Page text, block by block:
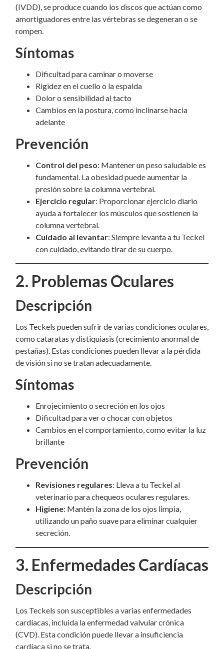
(IVDD), se produce cuando los discos que actúan como
amortiguadores entre las vértebras se degeneran o se
rompen.
Síntomas
Dificultad para caminar o moverse
Rigidez en el cuello o la espalda
Dolor o sensibilidad al tacto
Cambios en la postura, como inclinarse hacia
adelante
Prevención
Control del peso: Mantener un peso saludable es
fundamental. La obesidad puede aumentar la
presión sobre la columna vertebral.
Ejercicio regular: Proporcionar ejercicio diario
ayuda a fortalecer los músculos que sostienen la
columna vertebral.
Cuidado al levantar: Siempre levanta a tu Teckel
con cuidado, evitando tirar de su cuerpo.
2. Problemas Oculares
Descripción
Los Teckels pueden sufrir de varias condiciones oculares,
como cataratas y distiquiasis (crecimiento anormal de
pestañas). Estas condiciones pueden llevar a la pérdida
de visión si no se tratan adecuadamente.
Síntomas
Enrojecimiento o secreción en los ojos
Dificultad para ver o chocar con objetos
Cambios en el comportamiento, como evitar la luz
brillante
Prevención
Revisiones regulares: Lleva a tu Teckel al
veterinario para chequeos oculares regulares.
Higiene: Mantén la zona de los ojos limpia,
utilizando un paño suave para eliminar cualquier
secreción.
3. Enfermedades Cardíacas
Descripción
Los Teckels son susceptibles a varias enfermedades
cardíacas, incluida la enfermedad valvular crónica
(CVD). Esta condición puede llevar a insuficiencia
cardíaca si no se trata.